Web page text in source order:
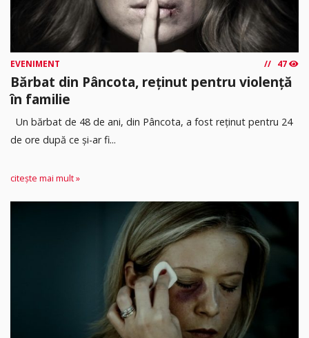
EVENIMENT 47
Bărbat din Pâncota, reținut pentru violență
în familie
Un bărbat de 48 de ani, din Pâncota, a fost reținut pentru 24
de ore după ce și-ar fi...
citește mai mult »